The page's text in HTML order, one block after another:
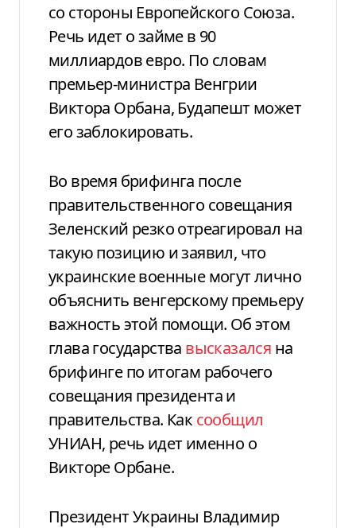
со стороны Европейского Союза.
Речь идет о займе в 90
миллиардов евро. По словам
премьер-министра Венгрии
Виктора Орбана, Будапешт может
его заблокировать.
Во время брифинга после
правительственного совещания
Зеленский резко отреагировал на
такую позицию и заявил, что
украинские военные могут лично
объяснить венгерскому премьеру
важность этой помощи. Об этом
глава государства высказался на
брифинге по итогам рабочего
совещания президента и
правительства. Как сообщил
УНИАН, речь идет именно о
Викторе Орбане.
Президент Украины Владимир